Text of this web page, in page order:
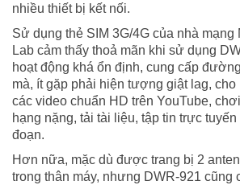
nhiều thiết bị kết nối.
Sử dụng thẻ SIM 3G/4G của nhà mạng
Lab cảm thấy thoả mãn khi sử dụng
hoạt động khá ổn định, cung cấp
mà, ít gặp phải hiện tượng giật lag,
các video chuẩn HD trên YouTube,
hạng nặng, tải tài liệu, tập tin trực
đoạn.
Hơn nữa, mặc dù được trang bị 2
trong thân máy, nhưng DWR-921 cũng